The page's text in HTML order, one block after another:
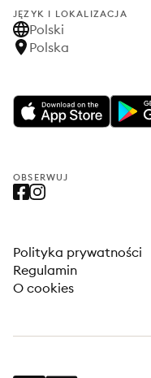
JĘZYK I LOKALIZACJA
Polski
Polska
OBSERWUJ
Polityka prywatności
Regulamin
O cookies